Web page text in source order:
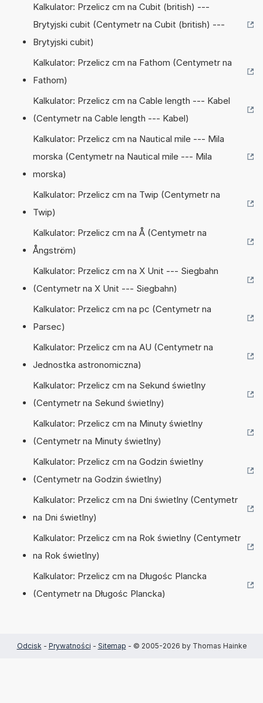
Kalkulator: Przelicz cm na Cubit (british) ---
Brytyjski cubit (Centymetr na Cubit (british) ---
Brytyjski cubit)
Kalkulator: Przelicz cm na Fathom (Centymetr na
Fathom)
Kalkulator: Przelicz cm na Cable length --- Kabel
(Centymetr na Cable length --- Kabel)
Kalkulator: Przelicz cm na Nautical mile --- Mila
morska (Centymetr na Nautical mile --- Mila
morska)
Kalkulator: Przelicz cm na Twip (Centymetr na
Twip)
Kalkulator: Przelicz cm na Å (Centymetr na
Ångström)
Kalkulator: Przelicz cm na X Unit --- Siegbahn
(Centymetr na X Unit --- Siegbahn)
Kalkulator: Przelicz cm na pc (Centymetr na
Parsec)
Kalkulator: Przelicz cm na AU (Centymetr na
Jednostka astronomiczna)
Kalkulator: Przelicz cm na Sekund świetlny
(Centymetr na Sekund świetlny)
Kalkulator: Przelicz cm na Minuty świetlny
(Centymetr na Minuty świetlny)
Kalkulator: Przelicz cm na Godzin świetlny
(Centymetr na Godzin świetlny)
Kalkulator: Przelicz cm na Dni świetlny (Centymetr
na Dni świetlny)
Kalkulator: Przelicz cm na Rok świetlny (Centymetr
na Rok świetlny)
Kalkulator: Przelicz cm na Długośc Plancka
(Centymetr na Długośc Plancka)
Odcisk - Prywatności - Sitemap - © 2005-2026 by Thomas Hainke